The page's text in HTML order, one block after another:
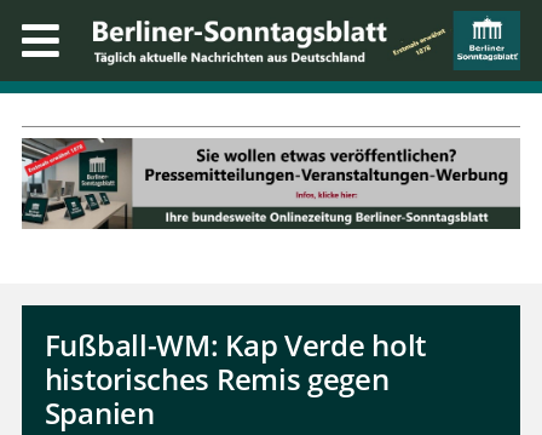
Fußball-WM: Kap Verde holt
historisches Remis gegen
Spanien